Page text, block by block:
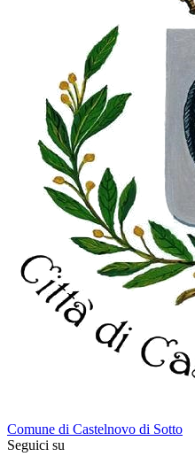
Comune di Castelnovo di Sotto
Seguici su